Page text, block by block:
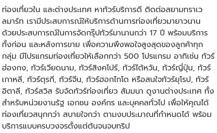
ท่องเที่ยวใน และต่างประเทศ หาทัวร์บริการดี ติดต่อสยามทราเว
ลมาร์ท เรามีประสบการณ์ให้บริการด้านการท่องเที่ยวมายาวนาน
ด้วยประสบการณ์ในการจัดกรุ๊ปทัวร์มานานกว่า 17 ปี พร้อมบริการ
ทั้งก่อน และหลังการขาย เพื่อความพึงพอใจสูงสุดของลูกค้าทุก
กลุ่ม มีโปรแกรมท่องเที่ยวให้เลือกกว่า 500 โปรแกรม อาทิเช่น ทัวร์
ฮ่องกง, ทัวร์เวียดนาม, ทัวร์สิงคโปร์, ทัวร์ไต้หวัน, ทัวร์ญี่ปุ่น, ทัวร์
เกาหลี, ทัวร์ตุรกี, ทัวร์จีน, ทัวร์ฮอกไกโด หรือสนใจทัวร์ยุโรป, ทัวร์
อิตาลี, ทัวร์สวิส รับจัดทัวร์ท่องเที่ยว สัมมนา ดูงานต่างประเทศ ทั้ง
สำหรับหน่วยงานรัฐ เอกชน องค์กร และบุคคลทั่วไป เพื่อให้คุณได้
ท่องเที่ยวสนุกกว่า สบายใจกว่า ตามงบประมาณที่กำหนดได้ พร้อม
บริการแบบครบวงจรตั้งแต่ต้นจนจบทริป